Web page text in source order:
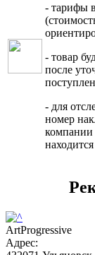
- тарифы
- товар
после
- для
номер
компании
ArtProgressive
Адрес: